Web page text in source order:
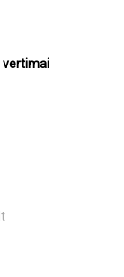
vertimai